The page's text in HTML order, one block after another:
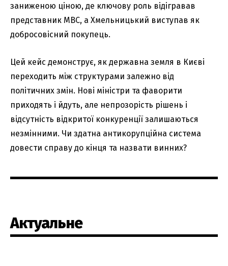
заниженою ціною, де ключову роль відігравав
представник МВС, а Хмельницький виступав як
добросовісний покупець.
Цей кейс демонструє, як державна земля в Києві
переходить між структурами залежно від
політичних змін. Нові міністри та фаворити
приходять і йдуть, але непрозорість рішень і
відсутність відкритої конкуренції залишаються
незмінними. Чи здатна антикорупційна система
довести справу до кінця та назвати винних?
Актуальне